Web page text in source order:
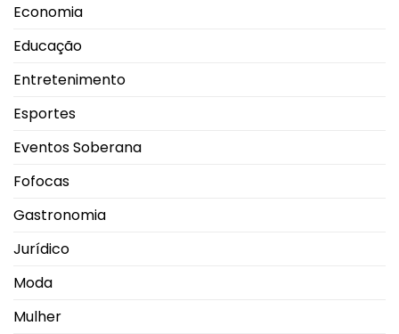
Economia
Educação
Entretenimento
Esportes
Eventos Soberana
Fofocas
Gastronomia
Jurídico
Moda
Mulher